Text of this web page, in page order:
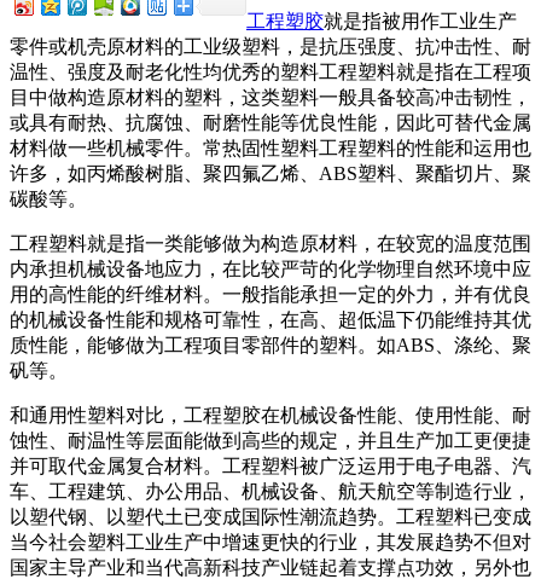
工程塑胶就是指被用作工业生产
零件或机壳原材料的工业级塑料，是抗压强度、抗冲击性、耐
温性、强度及耐老化性均优秀的塑料工程塑料就是指在工程项
目中做构造原材料的塑料，这类塑料一般具备较高冲击韧性，
或具有耐热、抗腐蚀、耐磨性能等优良性能，因此可替代金属
材料做一些机械零件。常热固性塑料工程塑料的性能和运用也
许多，如丙烯酸树脂、聚四氟乙烯、ABS塑料、聚酯切片、聚
碳酸等。
工程塑料就是指一类能够做为构造原材料，在较宽的温度范围
内承担机械设备地应力，在比较严苛的化学物理自然环境中应
用的高性能的纤维材料。一般指能承担一定的外力，并有优良
的机械设备性能和规格可靠性，在高、超低温下仍能维持其优
质性能，能够做为工程项目零部件的塑料。如ABS、涤纶、聚
矾等。
和通用性塑料对比，工程塑胶在机械设备性能、使用性能、耐
蚀性、耐温性等层面能做到高些的规定，并且生产加工更便捷
并可取代金属复合材料。工程塑料被广泛运用于电子电器、汽
车、工程建筑、办公用品、机械设备、航天航空等制造行业，
以塑代钢、以塑代土已变成国际性潮流趋势。工程塑料已变成
当今社会塑料工业生产中增速更快的行业，其发展趋势不但对
国家主导产业和当代高新科技产业链起着支撑点功效，另外也